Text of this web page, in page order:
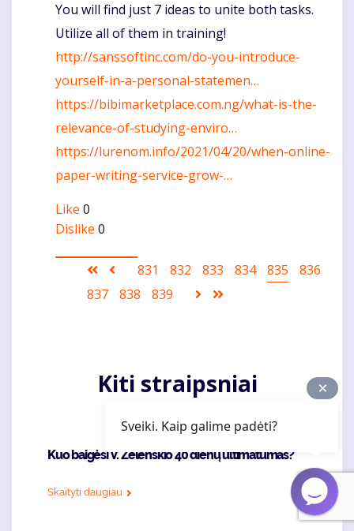
You will find just 7 ideas to unite both tasks.
Utilize all of them in training!
http://sanssoftinc.com/do-you-introduce-
yourself-in-a-personal-statemen…
https://bibimarketplace.com.ng/what-is-the-
relevance-of-studying-enviro…
https://lurenom.info/2021/04/20/when-online-
paper-writing-service-grow-…
Like 0
Dislike 0
Pagination
First
page
Ankstesnis
puslapis
Puslapis
831 Puslapis
832 Puslapis
833 Puslapis
834
Current
835 Puslapis
836
Puslapis
837 Puslapis
838 Puslapis
839
Sekantis
Kiti straipsniai
Kuo baigėsi V. Zelenskio 40 dienų ultimatumas?
Skaityti daugiau
Sveiki. Kaip galime padėti?